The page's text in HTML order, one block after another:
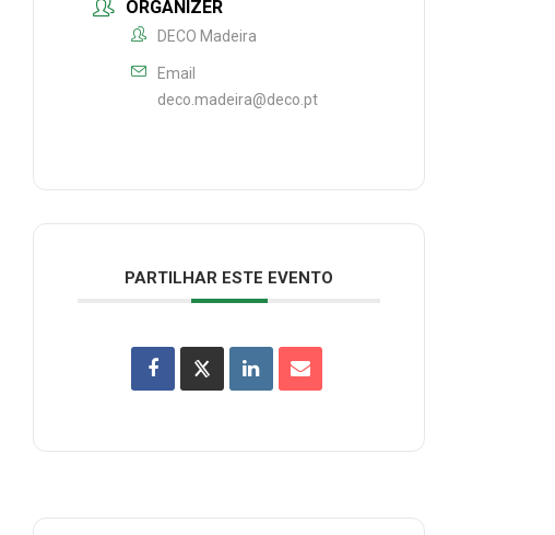
ORGANIZER
DECO Madeira
Email
deco.madeira@deco.pt
PARTILHAR ESTE EVENTO